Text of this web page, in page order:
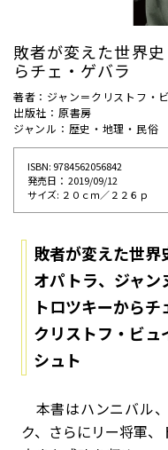
敗者が変えた世界
らチェ・ゲバラ
著者：ジャン＝クリストフ・
出版社：原書房
ジャンル：歴史・地理・民俗
ISBN: 9784562056842
発売⽇： 2019/09/12
サイズ: ２０ｃｍ／２２６ｐ
敗者が変えた世
オパトラ、ジャ
トロツキーから
クリストフ・ビュ
シュト
本書はハンニバル
ク、さらにリー将軍